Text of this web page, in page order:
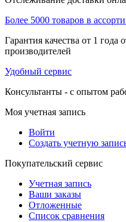
Более 5000 товаров в
Гарантия качества от 1
производителей
Удобный сервис
Консультанты - с опытом
Моя учетная запись
Войти
Создать учетную
Покупательский сервис
Учетная запись
Ваши заказы
Отложенные
Список сравнения